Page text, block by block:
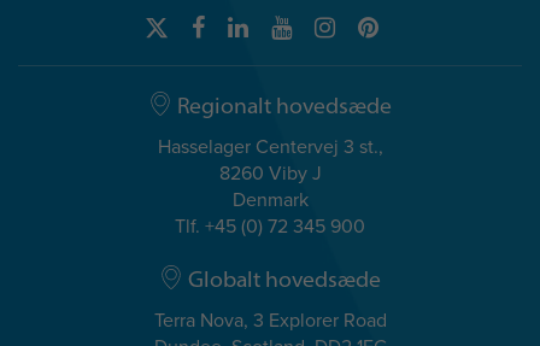
Regionalt hovedsæde
Hasselager Centervej 3 st.,
8260 Viby J
Denmark
Tlf. +45 (0) 72 345 900
Globalt hovedsæde
Terra Nova, 3 Explorer Road